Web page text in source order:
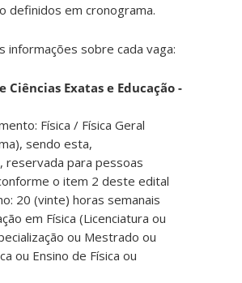
definidos em cronograma.
informações sobre cada vaga:
Exatas e Educação -
Física / Física Geral
sendo esta,
reservada para pessoas
o item 2 deste edital
20 (vinte) horas semanais
em Física (Licenciatura ou
ou Mestrado ou
ou Ensino de Física ou